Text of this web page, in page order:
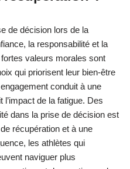
les athlètes à naviguer à
morale favorise-
prise de
?
de décision lors de la
la responsabilité et la